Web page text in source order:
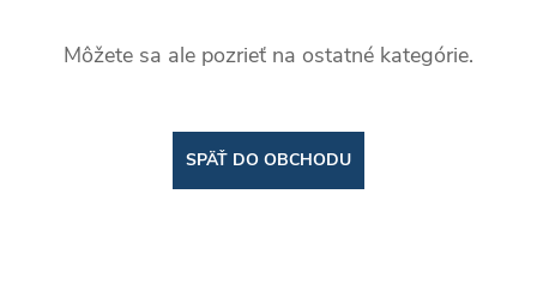
Môžete sa ale pozrieť na ostatné kategórie.
SPÄŤ DO OBCHODU